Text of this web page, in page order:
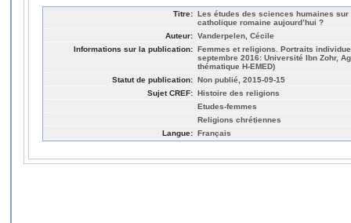
Titre: Les études des sciences humaines
catholique romaine aujourd’hui ?
Auteur: Vanderpelen, Cécile
Informations sur la publication: Femmes et religions. Portraits
septembre 2016: Université Ibn Zohr,
thématique H-EMED)
Statut de publication: Non publié, 2015-09-15
Sujet CREF: Histoire des religions
Etudes-femmes
Religions chrétiennes
Langue: Français